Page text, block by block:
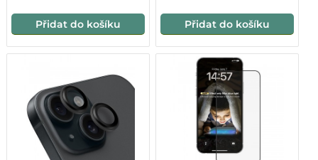
Přidat do košíku Přidat do košíku